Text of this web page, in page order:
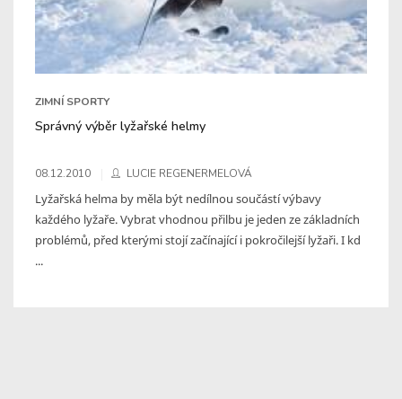
ZIMNÍ SPORTY
Správný výběr lyžařské helmy
08.12.2010 LUCIE REGENERMELOVÁ
Lyžařská helma by měla být nedílnou součástí výbavy
každého lyžaře. Vybrat vhodnou přilbu je jeden ze základních
problémů, před kterými stojí začínající i pokročilejší lyžaři. I kd
...